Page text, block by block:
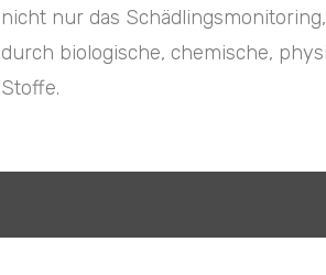
nicht nur das
durch biologische, chemische,
Stoffe.